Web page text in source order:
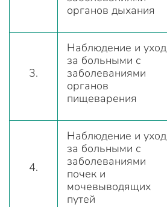
органов дыхания
3.
Наблюдение и уход
за больными с
заболеваниями
органов
пищеварения
4.
Наблюдение и уход
за больными с
заболеваниями
почек и
мочевыводящих
путей